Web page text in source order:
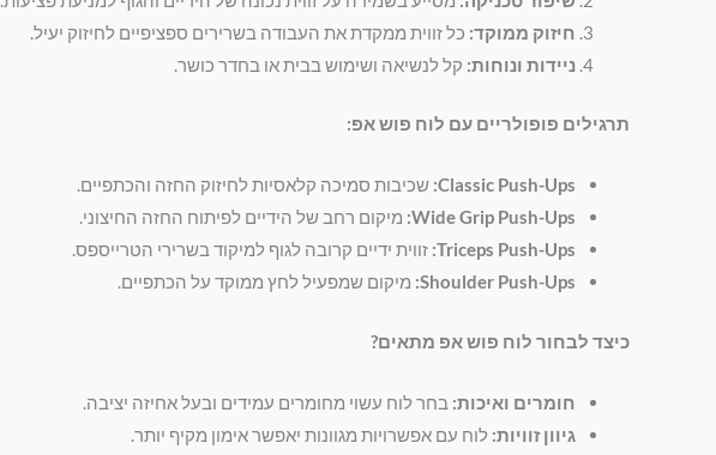
חיזוק ממוקד: כל זווית ממקדת את העבודה בשרירים ספציפיים לחיזוק יעיל.
ניידות ונוחות: קל לנשיאה ושימוש בבית או בחדר כושר.
תרגילים פופולריים עם לוח פוש אפ:
Classic Push-Ups: שכיבות סמיכה קלאסיות לחיזוק החזה והכתפיים.
Wide Grip Push-Ups: מיקום רחב של הידיים לפיתוח החזה החיצוני.
Triceps Push-Ups: זווית ידיים קרובה לגוף למיקוד בשרירי הטרייספס.
Shoulder Push-Ups: מיקום שמפעיל לחץ ממוקד על הכתפיים.
כיצד לבחור לוח פוש אפ מתאים?
חומרים ואיכות: בחר לוח עשוי מחומרים עמידים ובעל אחיזה יציבה.
גיוון זוויות: לוח עם אפשרויות מגוונות יאפשר אימון מקיף יותר.